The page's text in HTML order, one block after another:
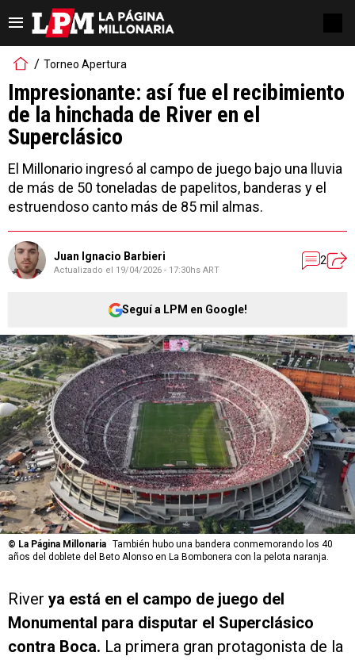
Torneo Apertura
Impresionante: así fue el recibimiento
de la hinchada de River en el
Superclásico
El Millonario ingresó al campo de juego bajo una lluvia
de más de 50 toneladas de papelitos, banderas y el
estruendoso canto más de 85 mil almas.
Juan Ignacio Barbieri
Actualizado el 19/04/2026 - 17:30hs ART
2
Seguí a LPM en Google!
© La Página Millonaria También hubo una bandera conmemorando los 40
años del doblete del Beto Alonso en La Bombonera con la pelota naranja.
River ya está en el campo de juego del
Monumental para disputar el Superclásico
contra Boca. La primera gran protagonista de la